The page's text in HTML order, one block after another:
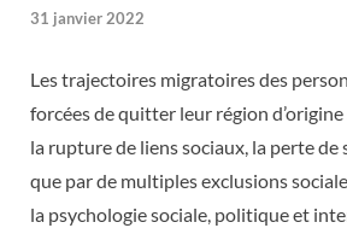
31 janvier 2022
Les trajectoires migratoires des
forcées de quitter leur région
la rupture de liens sociaux, la perte de
que par de multiples exclusions
la psychologie sociale, politique et